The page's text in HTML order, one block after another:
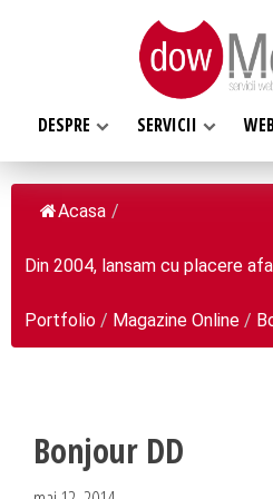
DESPRE SERVICII
DESPRE NOI
Despre noi
Clientii nostri
SERVICII WEB
Web design
Web Hosting, Gazduire site
Inregistrari, Rezervari domenii
Acasa /
Din 2004, lansam cu placere
Portfolio / Magazine Online /
Bonjour DD